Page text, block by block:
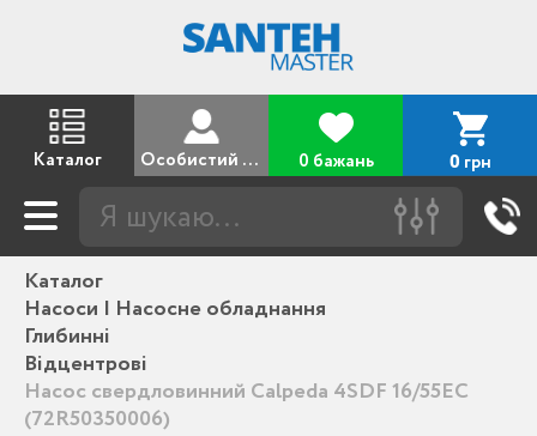
Каталог Особистий кабінет 0 бажань 0 грн
Каталог
Насоси | Насосне обладнання
Глибинні
Відцентрові
Насос свердловинний Calpeda 4SDF 16/55EC
(72R50350006)